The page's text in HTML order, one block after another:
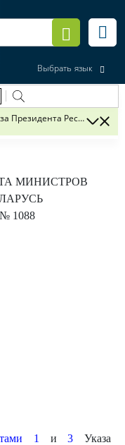
Выбрать язык
Президента Республики
МИНИСТРОВ
№ 1088
1 и3 Указа